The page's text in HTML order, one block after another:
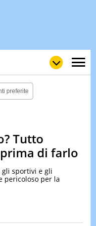
WOW
VIDEO
QUIZ
preferite
Tutto
di farlo
sportivi e gli
pericoloso per la